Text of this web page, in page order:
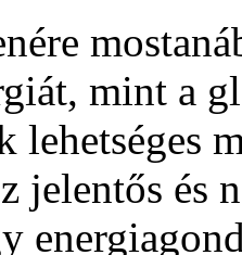
mint a
lehetséges
jelentős és